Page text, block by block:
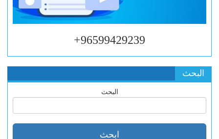
96599429239+
البحث
البحث